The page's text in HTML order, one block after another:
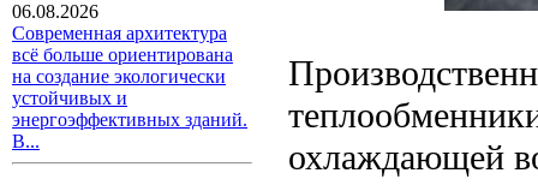
06.08.2026
Современная архитектура
всё больше ориентирована
на создание экологически
устойчивых и
энергоэффективных зданий.
В...
охлаждающей